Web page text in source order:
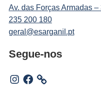
Av. das Forças Armadas –
235 200 180
geral@esarganil.pt
Segue-nos
Instagram
Facebook